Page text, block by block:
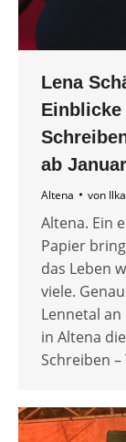
Lena
ab
Altena von
Altena. Ein
Papier
das Leben
viele.
Lennetal
in Altena
Schreiben